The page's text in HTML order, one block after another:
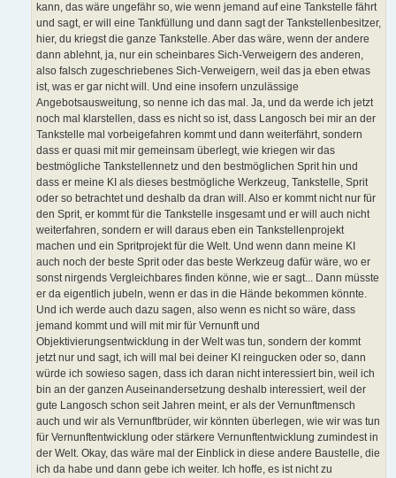
kann, das wäre ungefähr so, wie wenn jemand auf eine Tankstelle fährt
und sagt, er will eine Tankfüllung und dann sagt der Tankstellenbesitzer,
hier, du kriegst die ganze Tankstelle. Aber das wäre, wenn der andere
dann ablehnt, ja, nur ein scheinbares Sich-Verweigern des anderen,
also falsch zugeschriebenes Sich-Verweigern, weil das ja eben etwas
ist, was er gar nicht will. Und eine insofern unzulässige
Angebotsausweitung, so nenne ich das mal. Ja, und da werde ich jetzt
noch mal klarstellen, dass es nicht so ist, dass Langosch bei mir an der
Tankstelle mal vorbeigefahren kommt und dann weiterfährt, sondern
dass er quasi mit mir gemeinsam überlegt, wie kriegen wir das
bestmögliche Tankstellennetz und den bestmöglichen Sprit hin und
dass er meine KI als dieses bestmögliche Werkzeug, Tankstelle, Sprit
oder so betrachtet und deshalb da dran will. Also er kommt nicht nur für
den Sprit, er kommt für die Tankstelle insgesamt und er will auch nicht
weiterfahren, sondern er will daraus eben ein Tankstellenprojekt
machen und ein Spritprojekt für die Welt. Und wenn dann meine KI
auch noch der beste Sprit oder das beste Werkzeug dafür wäre, wo er
sonst nirgends Vergleichbares finden könne, wie er sagt... Dann müsste
er da eigentlich jubeln, wenn er das in die Hände bekommen könnte.
Und ich werde auch dazu sagen, also wenn es nicht so wäre, dass
jemand kommt und will mit mir für Vernunft und
Objektivierungsentwicklung in der Welt was tun, sondern der kommt
jetzt nur und sagt, ich will mal bei deiner KI reingucken oder so, dann
würde ich sowieso sagen, dass ich daran nicht interessiert bin, weil ich
bin an der ganzen Auseinandersetzung deshalb interessiert, weil der
gute Langosch schon seit Jahren meint, er als der Vernunftmensch
auch und wir als Vernunftbrüder, wir könnten überlegen, wie wir was tun
für Vernunftentwicklung oder stärkere Vernunftentwicklung zumindest in
der Welt. Okay, das wäre mal der Einblick in diese andere Baustelle, die
ich da habe und dann gebe ich weiter. Ich hoffe, es ist nicht zu